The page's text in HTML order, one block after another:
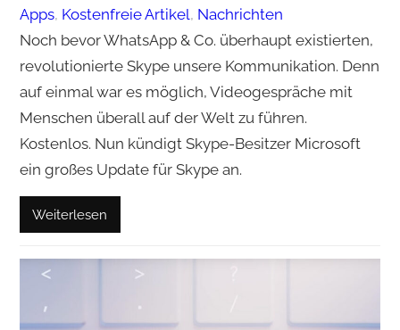
Apps, Kostenfreie Artikel, Nachrichten
Noch bevor WhatsApp & Co. überhaupt existierten,
revolutionierte Skype unsere Kommunikation. Denn
auf einmal war es möglich, Videogespräche mit
Menschen überall auf der Welt zu führen.
Kostenlos. Nun kündigt Skype-Besitzer Microsoft
ein großes Update für Skype an.
Weiterlesen